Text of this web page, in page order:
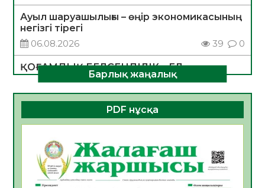
Ауыл шаруашылығы – өңір экономикасының
негізгі тірегі
06.08.2026
39 0
ҚОҒАМДЫҚ БЕЛСЕНДІЛІК – ЕЛ
ДАМУЫНЫҢ НЕГІЗІ
06.08.2026
36 0
ҚҰРЫЛТАЙ САЙЛАУЫ – БОЛАШАҚҚА
06.08.2026
Инфекциялық ауруларға қарсы иммундау
жұмыстарының тиімділігі
Барлық жаңалық
PDF нұсқа